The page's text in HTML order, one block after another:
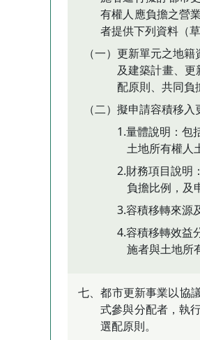
有權人應負擔之營
者提供下列資料（
（一）更新單元之地
及建築計畫、
配原則、共同負
（二）擬申請容積移入
1.量體說明：包
土地所有權人
2.財務項目說明
負擔比例，及
3.容積移轉來源
4.容積移轉效益
施者與土地所
七、都市更新事業以協
式參與分配者，執
選配原則。